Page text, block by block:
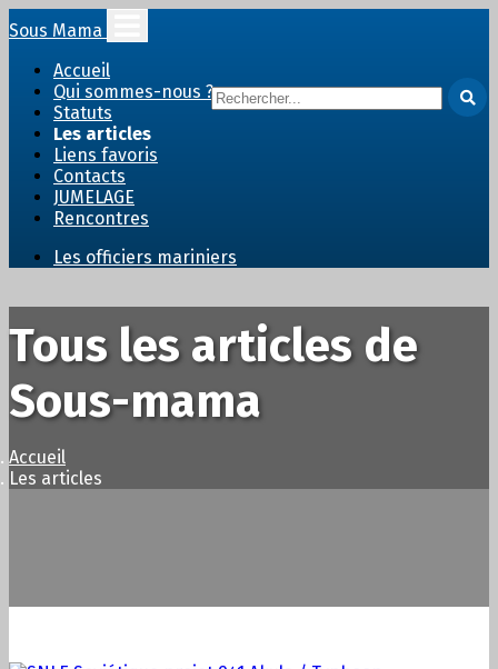
Sous Mama
Accueil
Qui sommes-nous ?
Statuts
Les articles
Liens favoris
Contacts
JUMELAGE
Rencontres
Les officiers mariniers
Tous les articles de
Sous-mama
Accueil
Les articles